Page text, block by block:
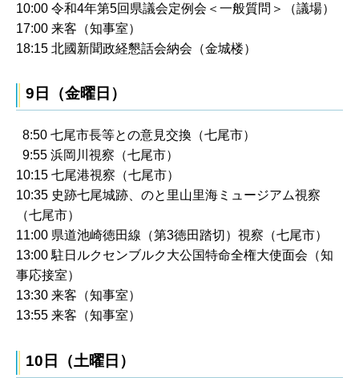
10:00 令和4年第5回県議会定例会＜一般質問＞（議場）
17:00 来客（知事室）
18:15 北國新聞政経懇話会納会（金城楼）
9日（金曜日）
8:50 七尾市長等との意見交換（七尾市）
9:55 浜岡川視察（七尾市）
10:15 七尾港視察（七尾市）
10:35 史跡七尾城跡、のと里山里海ミュージアム視察
（七尾市）
11:00 県道池崎徳田線（第3徳田踏切）視察（七尾市）
13:00 駐日ルクセンブルク大公国特命全権大使面会（知
事応接室）
13:30 来客（知事室）
13:55 来客（知事室）
10日（土曜日）